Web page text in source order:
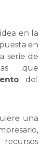
en la
en
serie de
que
del
una